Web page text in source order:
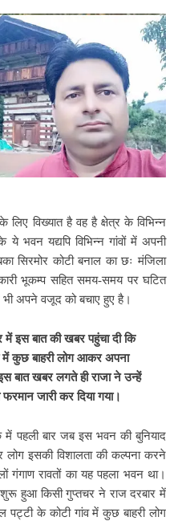
विख्यात है वह है क्षेत्र के विभिन्न
भवन यद्यपि विभिन्न गांवों में अपनी
सिरमोर कोटी बनाल का छः मंजिला
भूकम्प सहित समय-समय पर घटित
अपने वजूद को बचाए हुए है।
में इस बात की खबर पहुंचा दी कि
में कुछ बाहरी लोग आकर अपना
बात खबर लगते ही राजा ने उन्हें
फरमान जारी कर दिया गया।
में पहली बार जब इस भवन की बुनियाद
इसकी विशालता की कल्पना करने
गंगाण रावतों का यह पहला भवन था।
शुरू हुआ किसी गुप्तचर ने राज दरबार में
पट्टी के कोटी गांव में कुछ बाहरी लोग